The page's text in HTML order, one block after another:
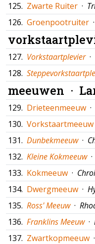
125. Zwarte Ruiter ·
126. Groenpootruiter ·
127. Vorkstaartplevier ·
128.
meeuwen ·
129. Drieteenmeeuw ·
130. Vorkstaartmeeuw
131. Dunbekmeeuw ·
132. Kleine Kokmeeuw ·
133. Kokmeeuw ·
134. Dwergmeeuw ·
135. Ross' Meeuw ·
136. Franklins Meeuw ·
137. Zwartkopmeeuw ·